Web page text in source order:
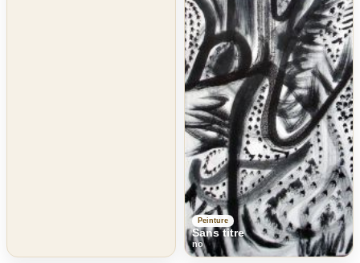
Peinture
Sans titre
no